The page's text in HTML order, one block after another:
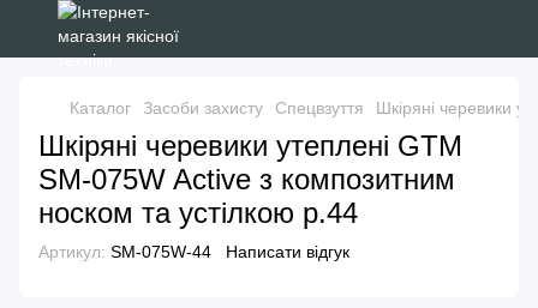
Каталог Засоби захисту Спецвзуття Шкіряні черевики
Шкіряні черевики утеплені GTM
SM-075W Active з композитним
носком та устілкою р.44
Артикул: SM-075W-44 Написати відгук